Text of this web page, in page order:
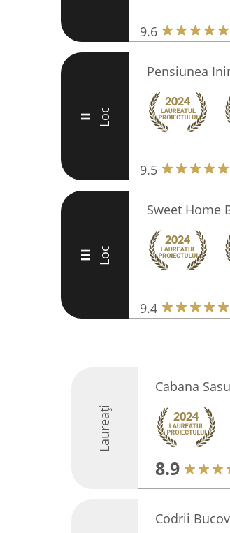
9.6
II Loc
Pensiunea
9.5
III Loc
Sweet Home
9.4
Laureați
Cabana
8.9
Codrii